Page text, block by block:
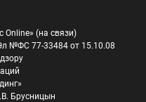
Online» (на связи)
№ФС 77-33484 от 15.10.08
Брусницын